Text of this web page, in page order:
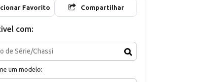
Favorito Compartilhar
com:
um modelo: